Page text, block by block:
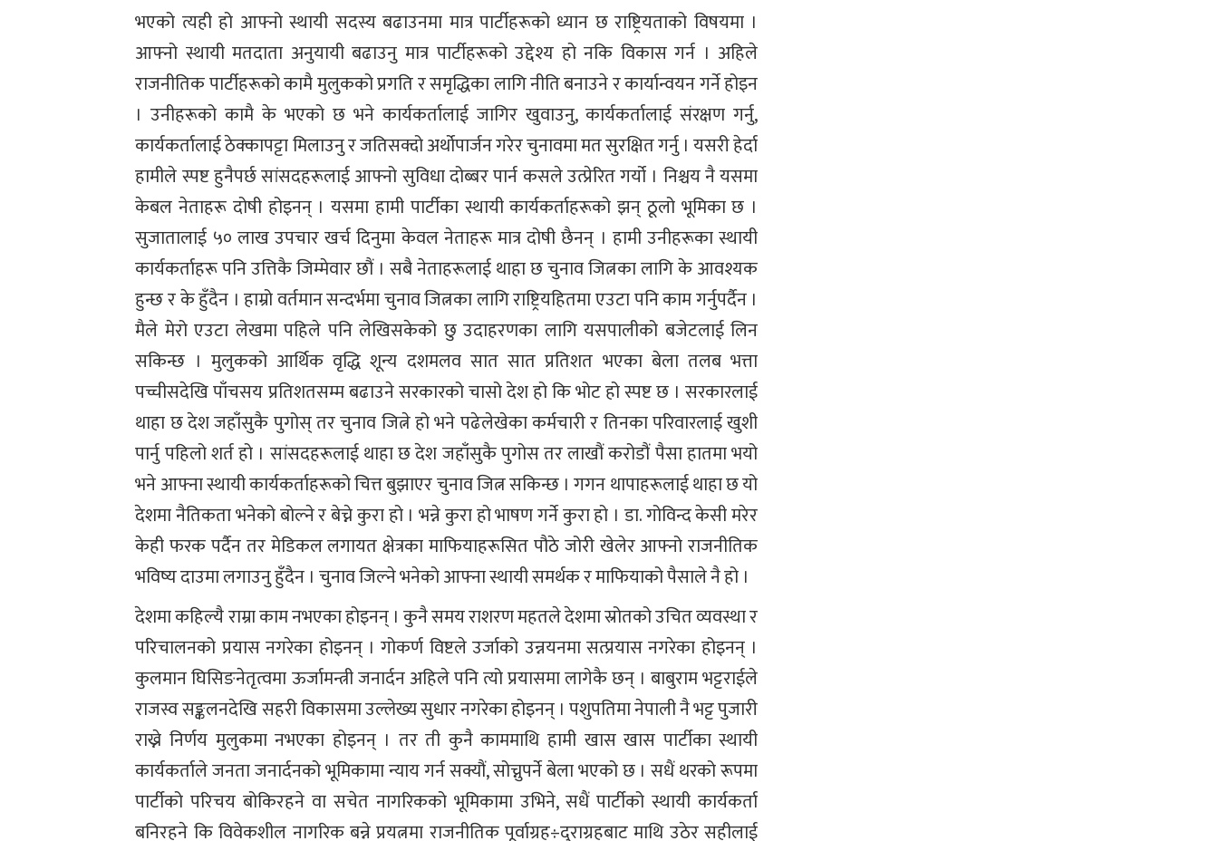
भएको त्यही हो आफ्नो स्थायी सदस्य बढाउनमा मात्र पार्टीहरूको ध्यान छ राष्ट्रियताको विषयमा ।
आफ्नो स्थायी मतदाता अनुयायी बढाउनु मात्र पार्टीहरूको उद्देश्य हो नकि विकास गर्न । अहिले
राजनीतिक पार्टीहरूको कामै मुलुकको प्रगति र समृद्धिका लागि नीति बनाउने र कार्यान्वयन गर्ने होइन
। उनीहरूको कामै के भएको छ भने कार्यकर्तालाई जागिर खुवाउनु, कार्यकर्तालाई संरक्षण गर्नु,
कार्यकर्तालाई ठेक्कापट्टा मिलाउनु र जतिसक्दो अर्थोपार्जन गरेर चुनावमा मत सुरक्षित गर्नु । यसरी हेर्दा
हामीले स्पष्ट हुनैपर्छ सांसदहरूलाई आफ्नो सुविधा दोब्बर पार्न कसले उत्प्रेरित गर्यो । निश्चय नै यसमा
केबल नेताहरू दोषी होइनन् । यसमा हामी पार्टीका स्थायी कार्यकर्ताहरूको झन् ठूलो भूमिका छ ।
सुजातालाई ५० लाख उपचार खर्च दिनुमा केवल नेताहरू मात्र दोषी छैनन् । हामी उनीहरूका स्थायी
कार्यकर्ताहरू पनि उत्तिकै जिम्मेवार छौं । सबै नेताहरूलाई थाहा छ चुनाव जित्नका लागि के आवश्यक
हुन्छ र के हुँदैन । हाम्रो वर्तमान सन्दर्भमा चुनाव जित्नका लागि राष्ट्रियहितमा एउटा पनि काम गर्नुपर्दैन ।
मैले मेरो एउटा लेखमा पहिले पनि लेखिसकेको छु उदाहरणका लागि यसपालीको बजेटलाई लिन
सकिन्छ । मुलुकको आर्थिक वृद्धि शून्य दशमलव सात सात प्रतिशत भएका बेला तलब भत्ता
पच्चीसदेखि पाँचसय प्रतिशतसम्म बढाउने सरकारको चासो देश हो कि भोट हो स्पष्ट छ । सरकारलाई
थाहा छ देश जहाँसुकै पुगोस् तर चुनाव जित्ने हो भने पढेलेखेका कर्मचारी र तिनका परिवारलाई खुशी
पार्नु पहिलो शर्त हो । सांसदहरूलाई थाहा छ देश जहाँसुकै पुगोस तर लाखौं करोडौं पैसा हातमा भयो
भने आफ्ना स्थायी कार्यकर्ताहरूको चित्त बुझाएर चुनाव जित्न सकिन्छ । गगन थापाहरूलाई थाहा छ यो
देशमा नैतिकता भनेको बोल्ने र बेच्ने कुरा हो । भन्ने कुरा हो भाषण गर्ने कुरा हो । डा. गोविन्द केसी मरेर
केही फरक पर्दैन तर मेडिकल लगायत क्षेत्रका माफियाहरूसित पौठे जोरी खेलेर आफ्नो राजनीतिक
भविष्य दाउमा लगाउनु हुँदैन । चुनाव जिल्ने भनेको आफ्ना स्थायी समर्थक र माफियाको पैसाले नै हो ।
देशमा कहिल्यै राम्रा काम नभएका होइनन् । कुनै समय राशरण महतले देशमा स्रोतको उचित व्यवस्था र
परिचालनको प्रयास नगरेका होइनन् । गोकर्ण विष्टले उर्जाको उन्नयनमा सत्प्रयास नगरेका होइनन् ।
कुलमान घिसिङनेतृत्वमा ऊर्जामन्त्री जनार्दन अहिले पनि त्यो प्रयासमा लागेकै छन् । बाबुराम भट्टराईले
राजस्व सङ्कलनदेखि सहरी विकासमा उल्लेख्य सुधार नगरेका होइनन् । पशुपतिमा नेपाली नै भट्ट पुजारी
राख्ने निर्णय मुलुकमा नभएका होइनन् । तर ती कुनै काममाथि हामी खास खास पार्टीका स्थायी
कार्यकर्ताले जनता जनार्दनको भूमिकामा न्याय गर्न सक्यौं, सोच्नुपर्ने बेला भएको छ । सधैं थरको रूपमा
पार्टीको परिचय बोकिरहने वा सचेत नागरिकको भूमिकामा उभिने, सधैं पार्टीको स्थायी कार्यकर्ता
बनिरहने कि विवेकशील नागरिक बन्ने प्रयत्नमा राजनीतिक पूर्वाग्रह÷दुराग्रहबाट माथि उठेर सहीलाई